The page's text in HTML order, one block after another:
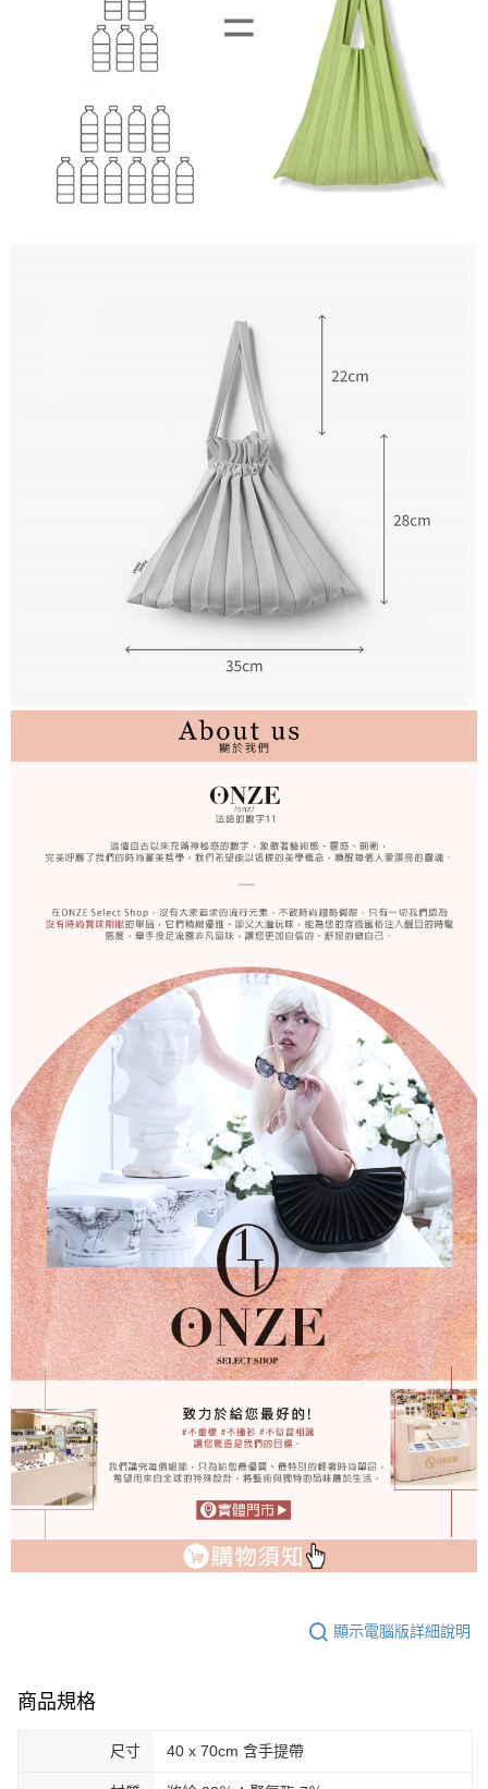
顯示電腦版詳細說明
商品規格
尺寸 40 x 70cm 含手提帶